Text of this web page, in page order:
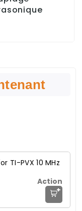
TI-PVX 10 MHz
+